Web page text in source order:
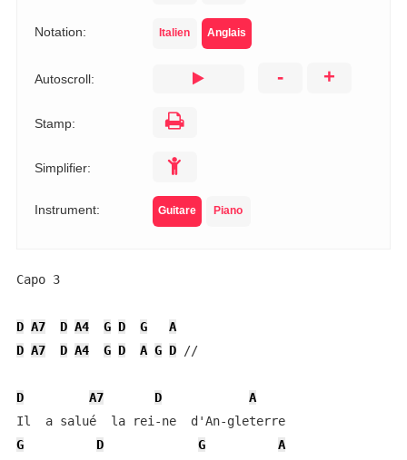
Notation: Italien Anglais
Autoscroll: - +
Stamp:
Simplifier:
Instrument: Guitare Piano
Capo 3
D A7 D A4 G D G
A
D A7 D A4 G D A G D //
D A7 D
A
Il  a salué  la rei-ne  d'An-gleterre
G
D G
A